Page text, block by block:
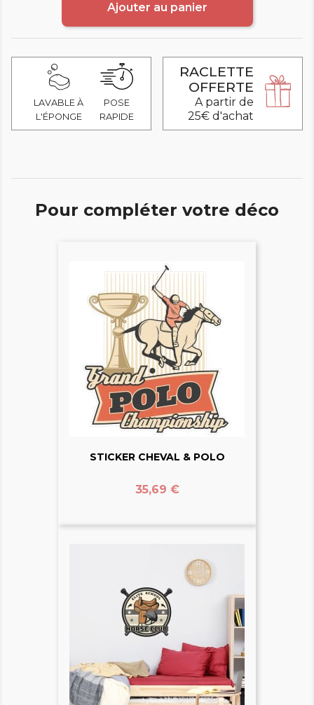
Ajouter au panier
LAVABLE À
L'ÉPONGE
POSE
RAPIDE
RACLETTE
OFFERTE
A partir de
25€ d'achat
Pour compléter votre déco
STICKER CHEVAL & POLO
Prix
35,69 €